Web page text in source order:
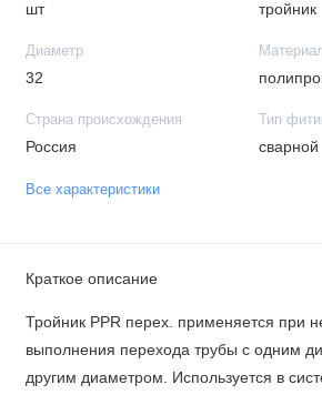
шт тройник
Диаметр
32
Страна происхождения
Россия
Тип
сварной
Все характеристики
Краткое описание
Тройник PPR перех. применяется при
выполнения перехода трубы с одним
другим диаметром. Используется в